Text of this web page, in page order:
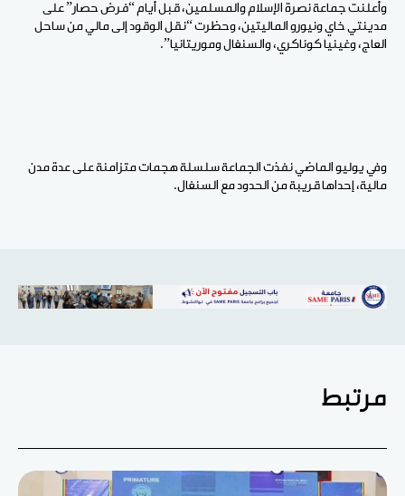
وأعلنت جماعة نصرة الإسلام والمسلمين، قبل أيام “فرض حصار” على
مدينتي خاي ونيورو الماليتين، وحظرت “نقل الوقود إلى مالي من ساحل
العاج، وغينيا كوناكري، والسنغال وموريتانيا”.
وفي يوليو الماضي نفذت الجماعة سلسلة هجمات متزامنة على عدة مدن
مالية، إحداها قريبة من الحدود مع السنغال.
مرتبط